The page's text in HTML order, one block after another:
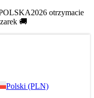
otrzymacie
🚚
Polski (PLN)